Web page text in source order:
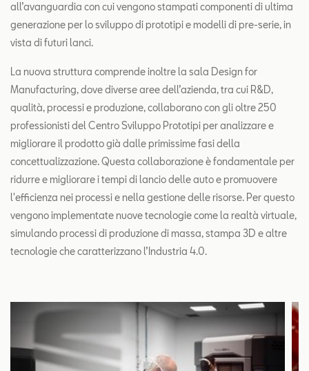
all’avanguardia con cui vengono stampati componenti di ultima
generazione per lo sviluppo di prototipi e modelli di pre-serie, in
vista di futuri lanci.
La nuova struttura comprende inoltre la sala Design for
Manufacturing, dove diverse aree dell’azienda, tra cui R&D,
qualità, processi e produzione, collaborano con gli oltre 250
professionisti del Centro Sviluppo Prototipi per analizzare e
migliorare il prodotto già dalle primissime fasi della
concettualizzazione. Questa collaborazione è fondamentale per
ridurre e migliorare i tempi di lancio delle auto e promuovere
l'efficienza nei processi e nella gestione delle risorse. Per questo
vengono implementate nuove tecnologie come la realtà virtuale,
simulando processi di produzione di massa, stampa 3D e altre
tecnologie che caratterizzano l’Industria 4.0.